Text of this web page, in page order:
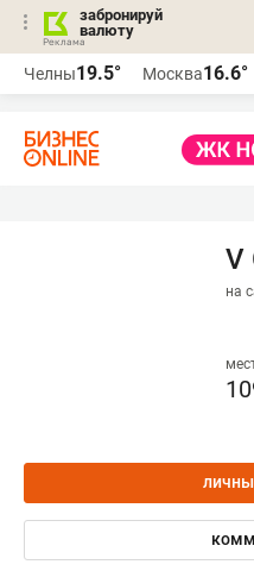
забронируй
валюту
Челны19.5° Москва16.6°
V
на